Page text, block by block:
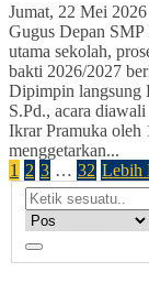
Jumat, 22 Mei
Gugus Depan
utama sekolah,
bakti 2026/2027
Dipimpin langsung
S.Pd., acara
Ikrar Pramuka
menggetarkan...
1 2 3 … 32 Lebih